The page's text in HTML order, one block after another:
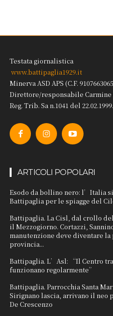
Testata giornalistica
www.battipaglia1929.it
Minerva ASD APS (C.F.
Direttore/responsabile Carmine
Reg. Trib. Sa n.1041 del 22.02.1999.
ARTICOLI POPOLARI
Esodo da bollino nero: l’Italia
Battipaglia per le spiagge del
Battipaglia. La Cisl, dal crollo
il Mezzogiorno. Cortazzi,
manutenzione deve diventare
provincia...
Battipaglia. L’Asl: “Il Centro
funzionano regolarmente”
Battipaglia. Parrocchia Santa
Sirignano lascia, arrivano il neo
De Crescenzo